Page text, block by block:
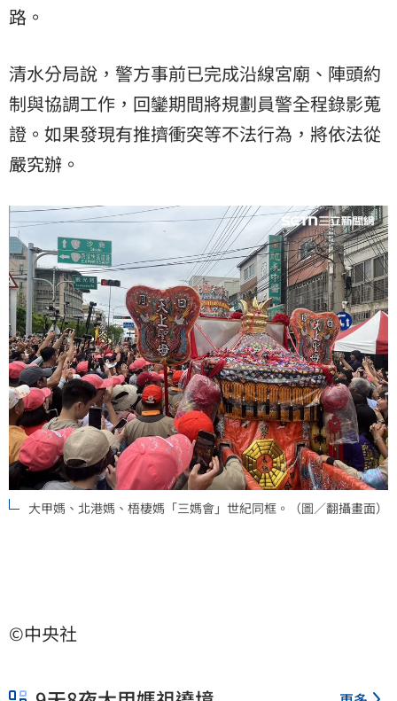
路。
清水分局說，警方事前已完成沿線宮廟、陣頭約
制與協調工作，回鑾期間將規劃員警全程錄影蒐
證。如果發現有推擠衝突等不法行為，將依法從
嚴究辦。
大甲媽、北港媽、梧棲媽「三媽會」世紀同框。（圖／翻攝畫面）
©中央社